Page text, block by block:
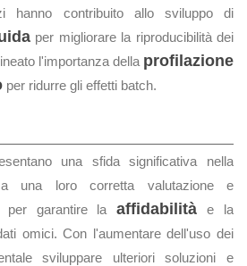
hanno contribuito allo sviluppo di
per migliorare la riproducibilità dei
l'importanza della profilazione
per ridurre gli effetti batch.
una sfida significativa nella
una loro corretta valutazione e
per garantire laaffidabilità e la
omici. Con l'aumentare dell'uso dei
sviluppare ulteriori soluzioni e